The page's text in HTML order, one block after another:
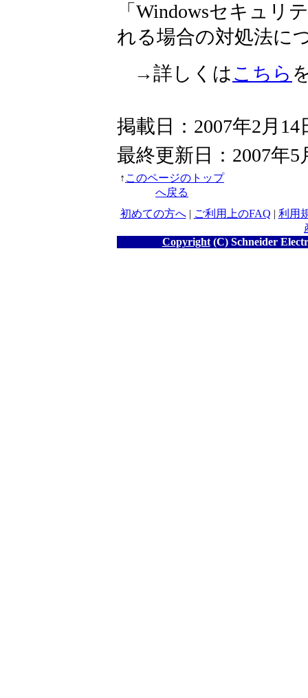
「Windowsセキュリ
れる場合の対処法に
→詳しくはこちら
掲載日：2007年2月14
最終更新日： 2007年5
↑ このページのトップ
へ戻る
初めての方へ| ご利用上のFAQ | 利用
Copyright(C) Schneider